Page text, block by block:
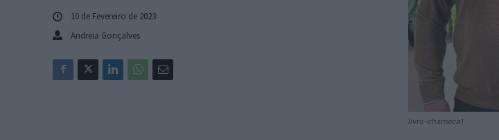
10 de Fevereiro de 2023
Andreia Gonçalves
livro-charneca1